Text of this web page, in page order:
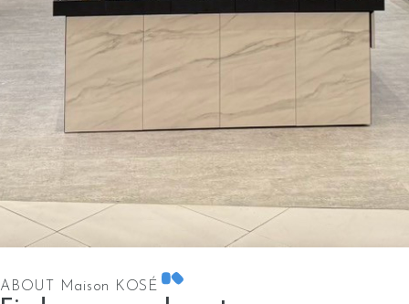
ABOUT Maison KOSÉ